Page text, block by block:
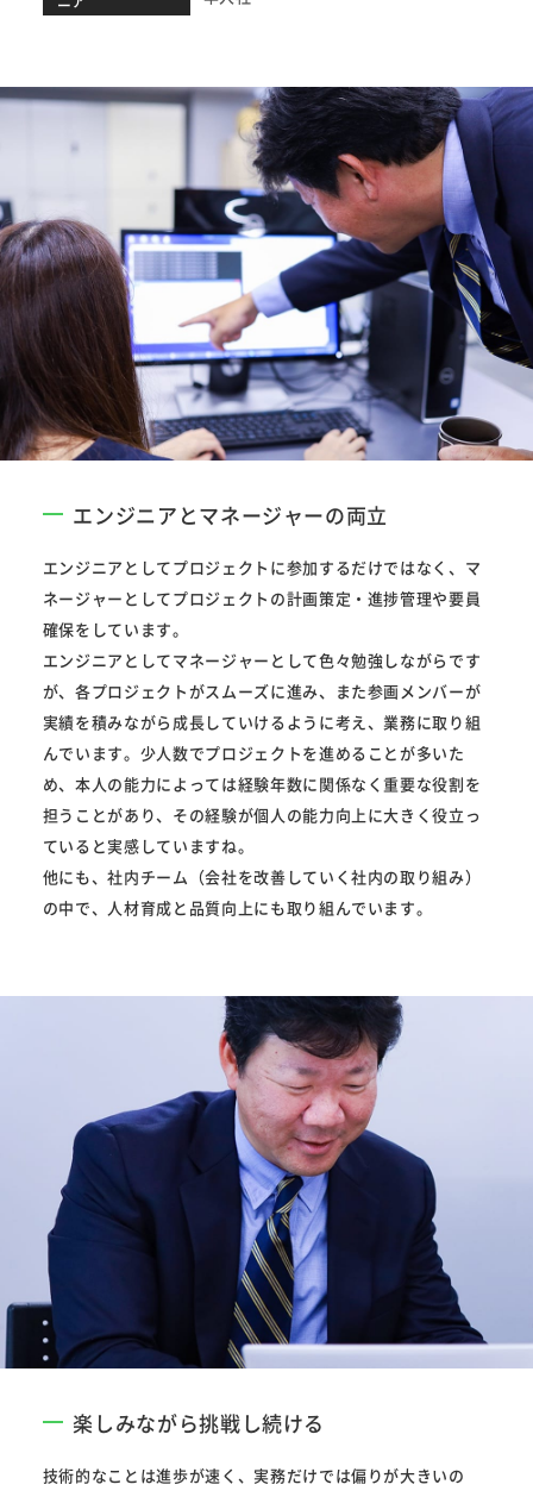
エンジニアとマネージャーの両立
エンジニアとしてプロジェクトに参加するだけではなく、マ
ネージャーとしてプロジェクトの計画策定・進捗管理や要員
確保をしています。
エンジニアとしてマネージャーとして色々勉強しながらです
が、各プロジェクトがスムーズに進み、また参画メンバーが
実績を積みながら成長していけるように考え、業務に取り組
んでいます。少人数でプロジェクトを進めることが多いた
め、本人の能力によっては経験年数に関係なく重要な役割を
担うことがあり、その経験が個人の能力向上に大きく役立っ
ていると実感していますね。
他にも、社内チーム（会社を改善していく社内の取り組み）
の中で、人材育成と品質向上にも取り組んでいます。
楽しみながら挑戦し続ける
技術的なことは進歩が速く、実務だけでは偏りが大きいの